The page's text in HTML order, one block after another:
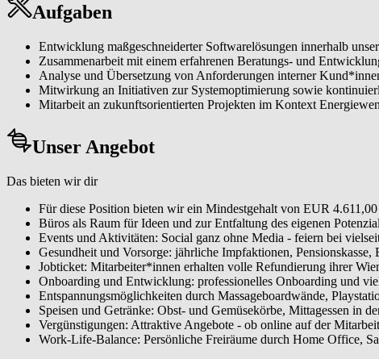
Aufgaben
Entwicklung maßgeschneiderter Softwarelösungen innerhalb
Zusammenarbeit mit einem erfahrenen Beratungs- und
Analyse und Übersetzung von Anforderungen interner
Mitwirkung an Initiativen zur Systemoptimierung sowie
Mitarbeit an zukunftsorientierten Projekten im Kontext
Unser Angebot
Das bieten wir dir
Für diese Position bieten wir ein Mindestgehalt von EUR
Büros als Raum für Ideen und zur Entfaltung des eigenen
Events und Aktivitäten: Social ganz ohne Media - feiern bei
Gesundheit und Vorsorge: jährliche Impfaktionen, Pensionskasse,
Jobticket: Mitarbeiter*innen erhalten volle Refundierung ihrer
Onboarding und Entwicklung: professionelles Onboarding und
Entspannungsmöglichkeiten durch Massageboardwände,
Speisen und Getränke: Obst- und Gemüsekörbe, Mittagessen in
Vergünstigungen: Attraktive Angebote - ob online auf der
Work-Life-Balance: Persönliche Freiräume durch Home Office,